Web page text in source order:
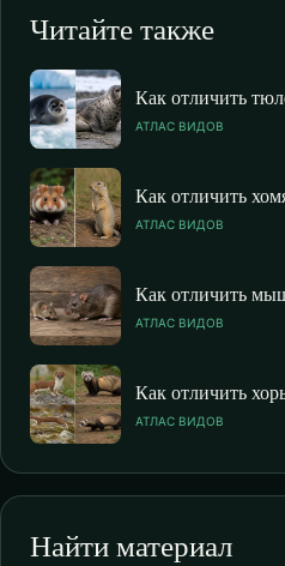
Читайте также
Как отличить
АТЛАС ВИДОВ
Как отличить
АТЛАС ВИДОВ
Как отличить
АТЛАС ВИДОВ
Как отличить
АТЛАС ВИДОВ
Найти материал